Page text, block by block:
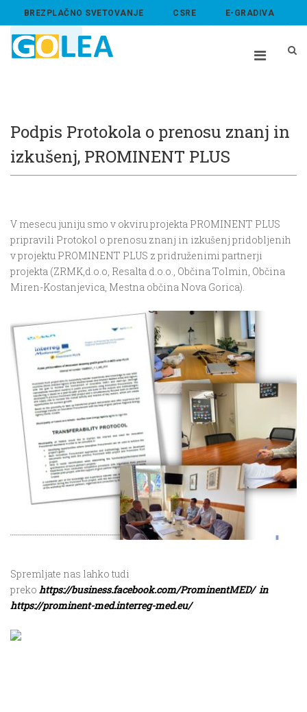
BREZPLAČNO SVETOVANJE CSRE E-GRADIVA
ABOUT US
Podpis Protokola o prenosu znanj in
izkušenj, PROMINENT PLUS
V mesecu juniju smo v okviru projekta PROMINENT PLUS
pripravili Protokol o prenosu znanj in izkušenj pridobljenih
v projektu PROMINENT PLUS z pridruženimi partnerji
projekta (ZRMK,d.o.o, Resalta d.o.o., Občina Tolmin, Občina
Miren-Kostanjevica, Mestna občina Nova Gorica).
Spremljate nas lahko tudi
preko https://business.facebook.com/ProminentMED/ in
https://prominent-med.interreg-med.eu/